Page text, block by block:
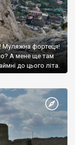
Муляжна фортеця!
А мене ще там
до цього літа.